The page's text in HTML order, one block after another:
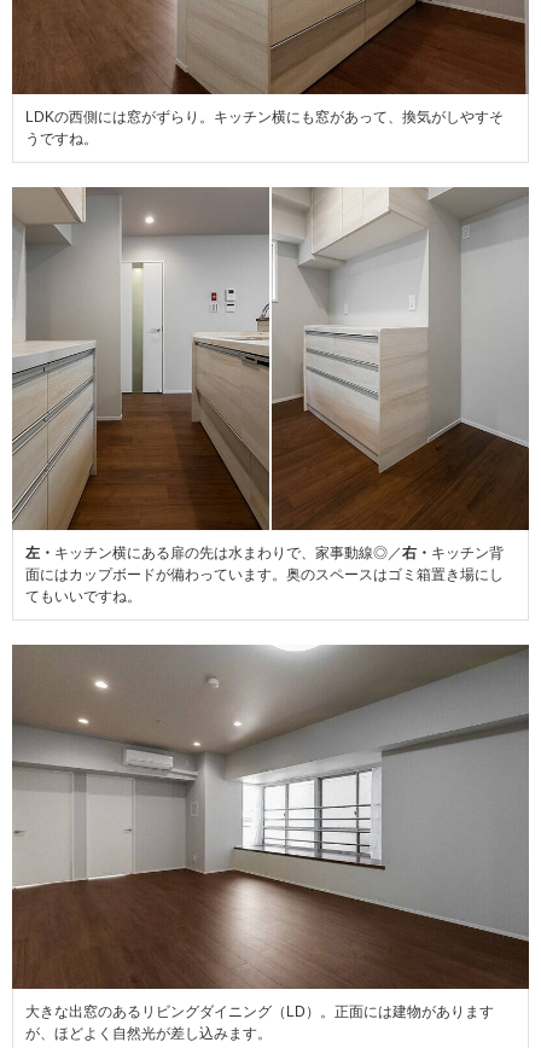
LDKの西側には窓がずらり。キッチン横にも窓があって、換気がしやすそ
うですね。
左・ キッチン横にある扉の先は水まわりで、家事動線◎／右・ キッチン背
面にはカップボードが備わっています。奥のスペースはゴミ箱置き場にし
てもいいですね。
大きな出窓のあるリビングダイニング（LD）。正面には建物があります
が、ほどよく自然光が差し込みます。